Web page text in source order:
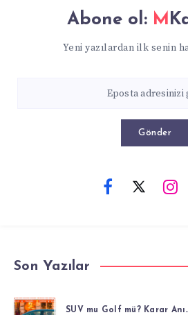
Abone ol:
Yeni yazılardan ilk senin
Gönder
Son Yazılar
SUV mu Golf mü? Karar